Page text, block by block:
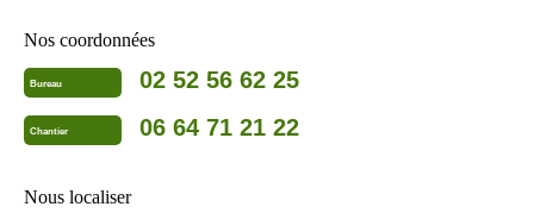
Nos coordonnées
Bureau 02 52 56 62 25
Chantier 06 64 71 21 22
Nous localiser